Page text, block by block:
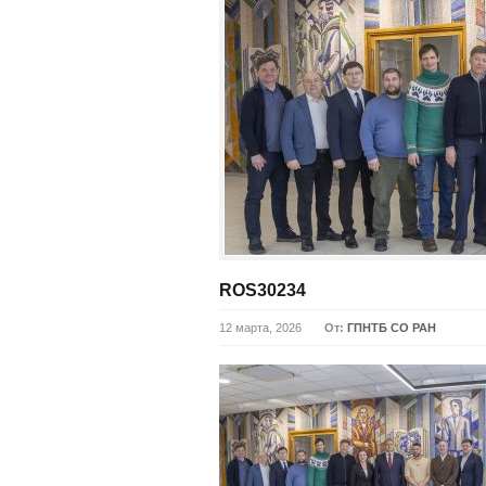
ROS30234
12 марта, 2026 От: ГПНТБ СО РАН